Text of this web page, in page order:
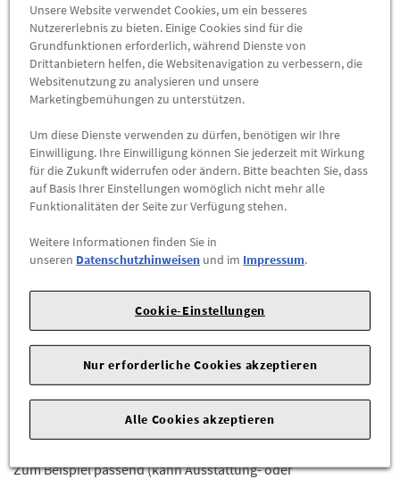
Abholung
Preis inkl.19%MwSt.
Abholbar andiesen Standorten
ZUM WARENKORB HINZUFÜGEN
70723 Stuttgart |Tel: +49711170 |
dialog.mb@mercedes-benz.com| Webseite:
Sie sind sich nicht sicher, ob das Ersatzteil bei Ihrem Fahrzeug
passt?
Kein Problem.
wir prüfen für Sie, ob das Teil passt.
Zum Beispiel passend (kann Ausstattung- oder
Unsere Website verwendet Cookies, um ein besseres
Nutzererlebnis zu bieten. Einige Cookies sind für die
Grundfunktionen erforderlich, während Dienste von
Drittanbietern helfen, die Websitenavigation zu verbessern, die
Websitenutzung zu analysieren und unsere
Marketingbemühungen zu unterstützen.
Um diese Dienste verwenden zu dürfen, benötigen wir Ihre
Einwilligung. Ihre Einwilligung können Sie jederzeit mit Wirkung
für die Zukunft widerrufen oder ändern. Bitte beachten Sie, dass
auf Basis Ihrer Einstellungen womöglich nicht mehr alle
Funktionalitäten der Seite zur Verfügung stehen.
Weitere Informationen finden Sie in
unseren Datenschutzhinweisen und im Impressum.
Cookie-Einstellungen
Nur erforderliche Cookies akzeptieren
Alle Cookies akzeptieren